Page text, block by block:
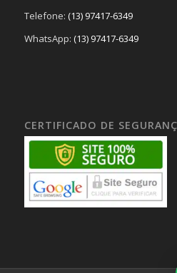
Telefone: (13) 97417-6349
WhatsApp: (13) 97417-6349
CERTIFICADO DE